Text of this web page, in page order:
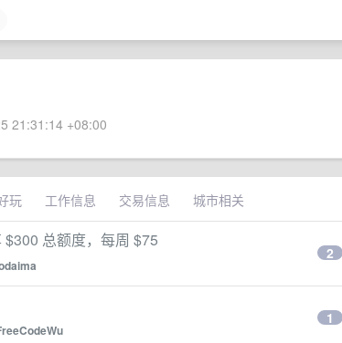
21:31:14 +08:00
玩 工作信息 交易信息 城市相关
总额度，每周 $75
2
1